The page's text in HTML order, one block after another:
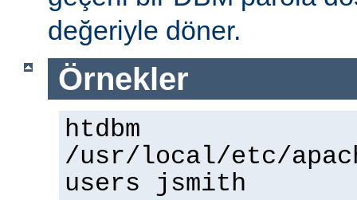
değeriyle döner.
Örnekler
htdbm
/usr/local/etc/
users jsmith